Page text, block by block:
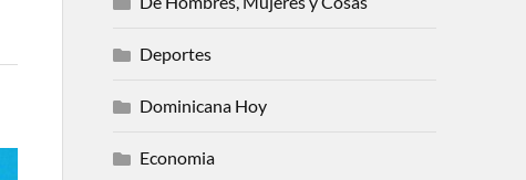
Deportes
Dominicana Hoy
Economia